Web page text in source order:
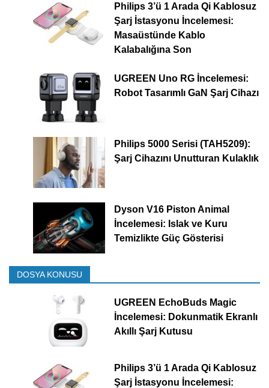
Philips 3’ü 1 Arada Qi Kablosuz
Şarj İstasyonu İncelemesi:
Masaüstünde Kablo
Kalabalığına Son
UGREEN Uno RG İncelemesi:
Robot Tasarımlı GaN Şarj Cihazı
Philips 5000 Serisi (TAH5209):
Şarj Cihazını Unutturan Kulaklık
Dyson V16 Piston Animal
İncelemesi: Islak ve Kuru
Temizlikte Güç Gösterisi
DOSYA KONUSU
UGREEN EchoBuds Magic
İncelemesi: Dokunmatik Ekranlı
Akıllı Şarj Kutusu
Philips 3’ü 1 Arada Qi Kablosuz
Şarj İstasyonu İncelemesi: